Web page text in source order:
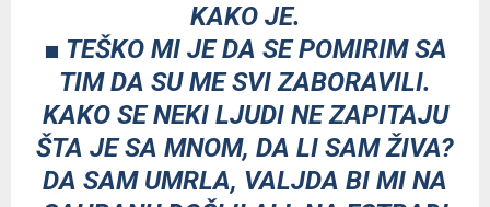
KAKO JE.
■ TEŠKO MI JE DA SE POMIRIM SA
TIM DA SU ME SVI ZABORAVILI.
KAKO SE NEKI LJUDI NE ZAPITAJU
ŠTA JE SA MNOM, DA LI SAM ŽIVA?
DA SAM UMRLA, VALJDA BI MI NA